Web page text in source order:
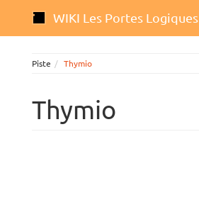
WIKI Les Portes Logiques
Piste Thymio
Thymio